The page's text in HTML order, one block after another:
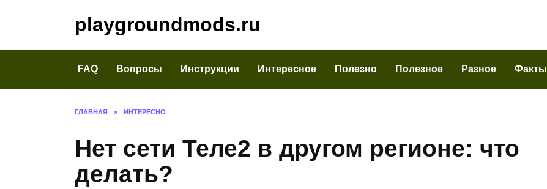
playgroundmods.ru
FAQ Вопросы Инструкции Интересное Полезно Полезное Разное Факты
ГЛАВНАЯ » ИНТЕРЕСНО
Нет сети Теле2 в другом регионе: что
делать?